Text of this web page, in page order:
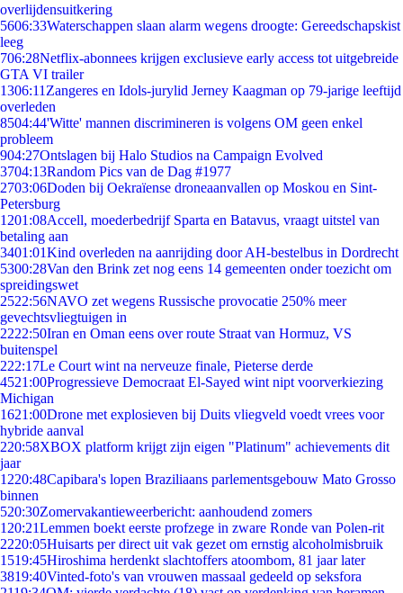
overlijdensuitkering
5606:33Waterschappen slaan alarm wegens droogte: Gereedschapskist
leeg
706:28Netflix-abonnees krijgen exclusieve early access tot uitgebreide
GTA VI trailer
1306:11 Zangeres en Idols-jurylid Jerney Kaagman op 79-jarige leeftijd
overleden
8504:44'Witte' mannen discrimineren is volgens OM geen enkel
probleem
904:27Ontslagen bij Halo Studios na Campaign Evolved
3704:13Random Pics van de Dag #1977
2703:06Doden bij Oekraïense droneaanvallen op Moskou en Sint-
Petersburg
1201:08Accell, moederbedrijf Sparta en Batavus, vraagt uitstel van
betaling aan
3401:01Kind overleden na aanrijding door AH-bestelbus in Dordrecht
5300:28Van den Brink zet nog eens 14 gemeenten onder toezicht om
spreidingswet
2522:56NAVO zet wegens Russische provocatie 250% meer
gevechtsvliegtuigen in
2222:50Iran en Oman eens over route Straat van Hormuz, VS
buitenspel
222:17Le Court wint na nerveuze finale, Pieterse derde
4521:00Progressieve Democraat El-Sayed wint nipt voorverkiezing
Michigan
1621:00Drone met explosieven bij Duits vliegveld voedt vrees voor
hybride aanval
220:58XBOX platform krijgt zijn eigen "Platinum" achievements dit
jaar
1220:48Capibara's lopen Braziliaans parlementsgebouw Mato Grosso
binnen
520:30Zomervakantieweerbericht: aanhoudend zomers
1 20:21Lemmen boekt eerste profzege in zware Ronde van Polen-rit
2220:05Huisarts per direct uit vak gezet om ernstig alcoholmisbruik
1519:45Hiroshima herdenkt slachtoffers atoombom, 81 jaar later
3819:40Vinted-foto's van vrouwen massaal gedeeld op seksfora